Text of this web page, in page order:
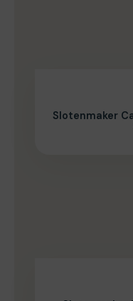
Slotenmaker